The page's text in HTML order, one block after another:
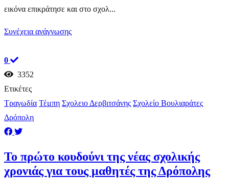
εικόνα επικράτησε και στο σχολ...
Συνέχεια ανάγνωσης
0
3352
Ετικέτες
Τραγωδία Τέμπη Σχολειο Δερβιτσάνης Σχολείο Βουλιαράτες
Δρόπολη
Το πρώτο κουδούνι της νέας σχολικής
χρονιάς για τους μαθητές της Δρόπολης